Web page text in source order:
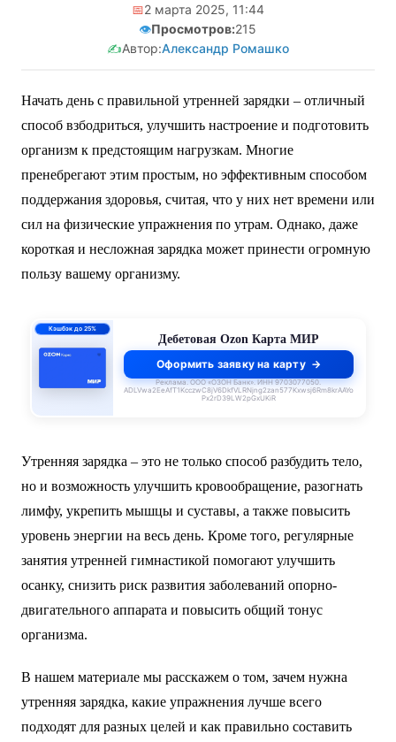
📅2 марта 2025, 11:44
👁️Просмотров:215
✍️Автор:Александр Ромашко
Начать день с правильной утренней зарядки – отличный
способ взбодриться, улучшить настроение и подготовить
организм к предстоящим нагрузкам. Многие
пренебрегают этим простым, но эффективным способом
поддержания здоровья, считая, что у них нет времени или
сил на физические упражнения по утрам. Однако, даже
короткая и несложная зарядка может принести огромную
пользу вашему организму.
0% до 140 дней
Кредитная Ozon Карта
Оформить заявку на карту
Реклама. ООО «ОЗОН Банк». ИНН 9703077050.
ADLVwa2EeAfT1KcczwC8jV6DkfVLRNjng2zan577Kxwsj6Rm8krAAYo
Px2rD39LW2pGxUKiR
Утренняя зарядка – это не только способ разбудить тело,
но и возможность улучшить кровообращение, разогнать
лимфу, укрепить мышцы и суставы, а также повысить
уровень энергии на весь день. Кроме того, регулярные
занятия утренней гимнастикой помогают улучшить
осанку, снизить риск развития заболеваний опорно-
двигательного аппарата и повысить общий тонус
организма.
В нашем материале мы расскажем о том, зачем нужна
утренняя зарядка, какие упражнения лучше всего
подходят для разных целей и как правильно составить